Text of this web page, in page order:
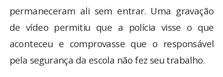
permaneceram ali sem entrar. Uma gravação
de vídeo permitiu que a polícia visse o que
aconteceu e comprovasse que o responsável
pela segurança da escola não fez seu trabalho.